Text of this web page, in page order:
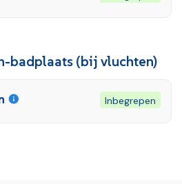
badplaats (bij vluchten)
Inbegrepen